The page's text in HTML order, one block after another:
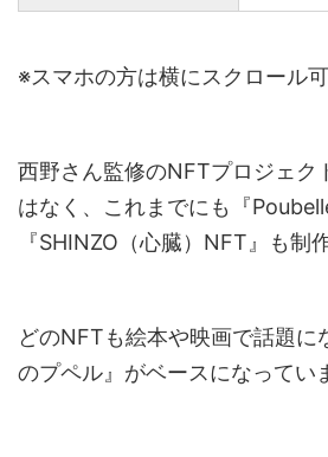
※スマホの方は横にスクロール可
西野さん監修のNFTプロジェク
はなく、これまでにも『
『SHINZO（心臓）NFT』も制
どのNFTも絵本や映画で話題に
のプペル』がベースになってい